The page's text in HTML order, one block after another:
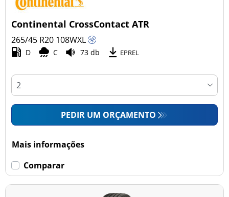
Continental CrossContact ATR
265/45 R20 108WXL
D C 73 db EPREL
PEDIR UM ORÇAMENTO
Mais informações
Comparar